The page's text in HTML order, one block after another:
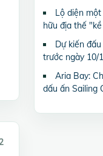
Lộ diện
hữu địa thế
Dự kiến
trước ngày 10/
Aria Bay:
dấu ấn Sailing